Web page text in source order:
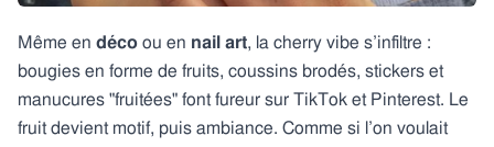
Même en déco ou en nail art, la cherry vibe s’infiltre :
bougies en forme de fruits, coussins brodés, stickers et
manucures "fruitées" font fureur sur TikTok et Pinterest. Le
fruit devient motif, puis ambiance. Comme si l’on voulait